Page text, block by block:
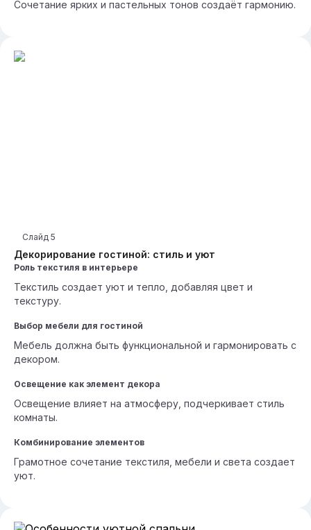
Сочетание ярких и пастельных тонов создаёт гармонию.
Декорирование гостиной: стиль и уют
Слайд 5
Роль текстиля в интерьере
Текстиль создает уют и тепло, добавляя цвет и
текстуру.
Выбор мебели для гостиной
Мебель должна быть функциональной и гармонировать с
декором.
Освещение как элемент декора
Освещение влияет на атмосферу, подчеркивает стиль
комнаты.
Комбинирование элементов
Грамотное сочетание текстиля, мебели и света создает
уют.